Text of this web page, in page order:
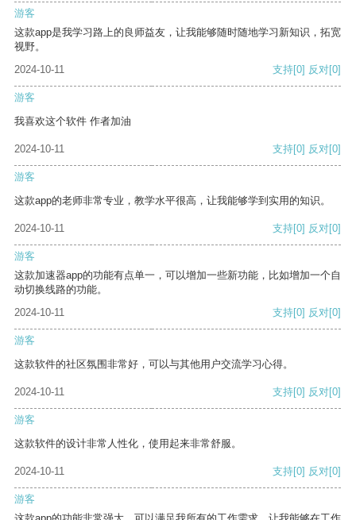
游客
这款app是我学习路上的良师益友，让我能够随时随地学习新知识，拓宽
视野。
2024-10-11
支持[0] 反对[0]
游客
我喜欢这个软件 作者加油
2024-10-11 支持[0] 反对[0]
游客
这款app的老师非常专业，教学水平很高，让我能够学到实用的知识。
2024-10-11 支持[0] 反对[0]
游客
这款加速器app的功能有点单一，可以增加一些新功能，比如增加一个自
动切换线路的功能。
2024-10-11
支持[0] 反对[0]
游客
这款软件的社区氛围非常好，可以与其他用户交流学习心得。
2024-10-11 支持[0] 反对[0]
游客
这款软件的设计非常人性化，使用起来非常舒服。
2024-10-11 支持[0] 反对[0]
游客